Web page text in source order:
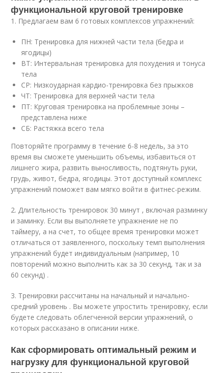
функциональной круговой тренировке
1. Предлагаем вам 6 готовых комплексов упражнений:
ПН: Тренировка для нижней части тела (бедра и
ягодицы)
ВТ: Интервальная тренировка для похудения и тонуса
тела
СР: Низкоударная кардио-тренировка без прыжков
ЧТ: Тренировка для верхней части тела
ПТ: Круговая тренировка на проблемные зоны –
представлена ниже
СБ: Растяжка всего тела
Повторяйте программу в течение 6-8 недель, за это
время вы сможете уменьшить объемы, избавиться от
лишнего жира, развить выносливость, подтянуть руки,
грудь, живот, бедра, ягодицы. Этот доступный комплекс
упражнений поможет вам мягко войти в фитнес-режим.
2. Длительность тренировок 30 минут , включая разминку
и заминку. Если вы выполняете упражнение не по
таймеру, а на счет, то общее время тренировки может
отличаться от заявленного, поскольку темп выполнения
упражнений будет индивидуальным (например, 10
повторений можно выполнить как за 30 секунд, так и за
60 секунд) .
3. Тренировки рассчитаны на начальный и начально-
средний уровень . Вы можете упростить тренировку, если
будете следовать облегченной версии упражнений, о
которых рассказано в описании ниже.
Как сформировать оптимальный режим и
нагрузку для функциональной круговой